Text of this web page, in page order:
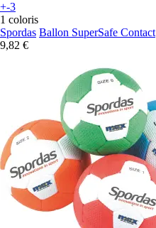
+-3
1 coloris
Spordas Ballon SuperSafe Contact
9,82 €